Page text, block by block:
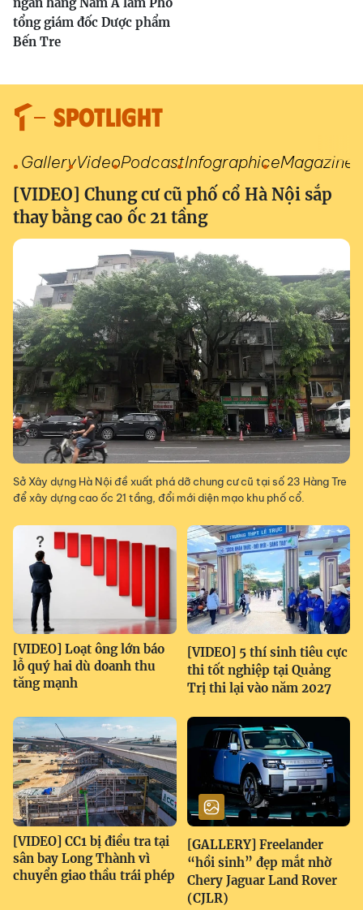
tổng giám đốc Dược phẩm
Bến Tre
SPOTLIGHT
GalleryVideoPodcastInfographiceMagazine
[VIDEO] Chung cư cũ phố cổ Hà Nội sắp
thay bằng cao ốc 21 tầng
Sở Xây dựng Hà Nội đề xuất phá dỡ chung cư cũ tại số 23 Hàng Tre
để xây dựng cao ốc 21 tầng, đổi mới diện mạo khu phố cổ.
[VIDEO] Loạt ông lớn báo
lỗ quý hai dù doanh thu
tăng mạnh
[VIDEO] 5 thí sinh tiêu cực
thi tốt nghiệp tại Quảng
Trị thi lại vào năm 2027
[VIDEO] CC1 bị điều tra tại
sân bay Long Thành vì
chuyển giao thầu trái phép
[GALLERY] Freelander
“hồi sinh” đẹp mắt nhờ
Chery Jaguar Land Rover
(CJLR)